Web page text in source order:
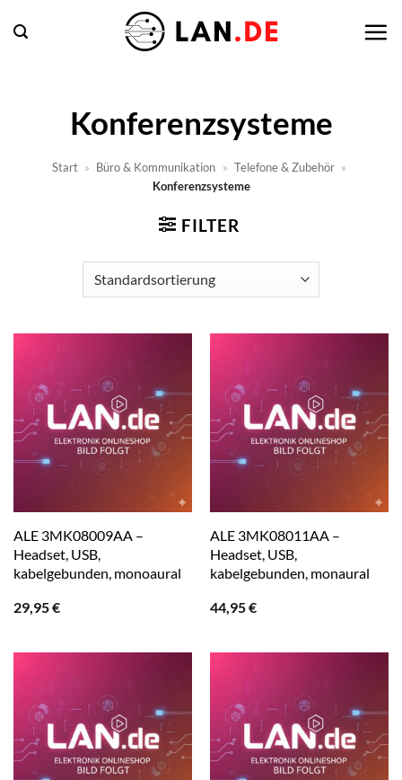
Inhalt
Konferenzsysteme
Start » Büro & Kommunikation » Telefone & Zubehör »
Konferenzsysteme
FILTER
ALE 3MK08009AA –
Headset, USB,
kabelgebunden, monoaural
29,95€
ALE 3MK08011AA –
Headset, USB,
kabelgebunden, monaural
44,95€